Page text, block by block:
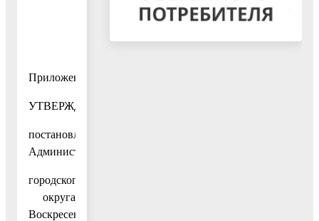
Приложение
УТВЕРЖДЕН
постановлением
Администрации
городского
округа
Воскресенск